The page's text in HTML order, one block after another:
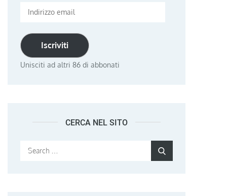
Indirizzo
Iscriviti
Unisciti ad altri 86 di abbonati
CERCA NEL SITO
Search